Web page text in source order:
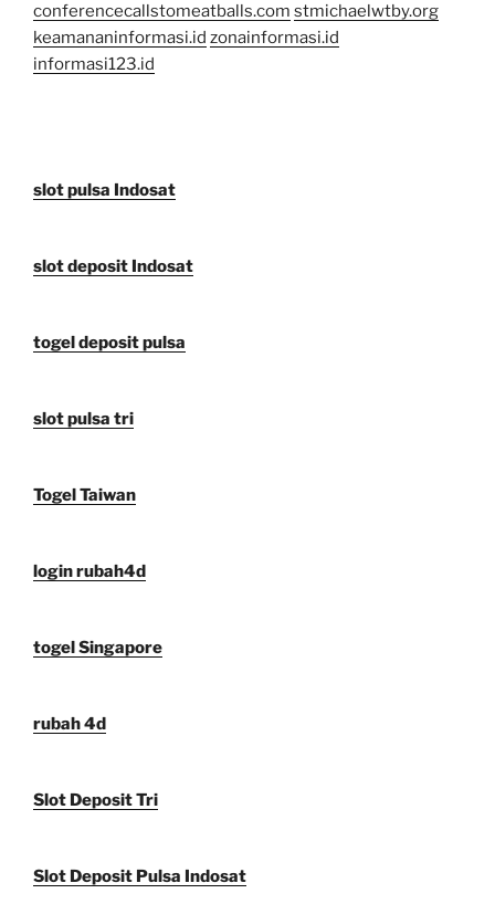
conferencecallstomeatballs.com stmichaelwtby.org
keamananinformasi.id zonainformasi.id
informasi123.id
slot pulsa Indosat
slot deposit Indosat
togel deposit pulsa
slot pulsa tri
Togel Taiwan
login rubah4d
togel Singapore
rubah 4d
Slot Deposit Tri
Slot Deposit Pulsa Indosat